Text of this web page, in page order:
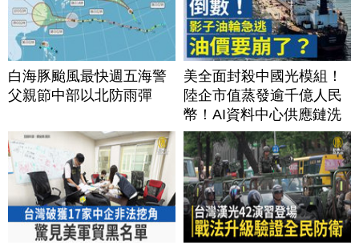
白海豚颱風最快週五海警
父親節中部以北防雨彈
美全面封殺中國光模組！
陸企市值蒸發逾千億人民
幣！AI資料中心供應鏈洗
牌？台灣喜迎轉單！成關
鍵樞紐？｜#財經新聞
│20260805 (三)